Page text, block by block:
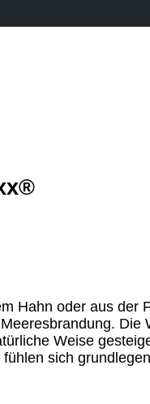
Hahn oder aus
Weise
sich